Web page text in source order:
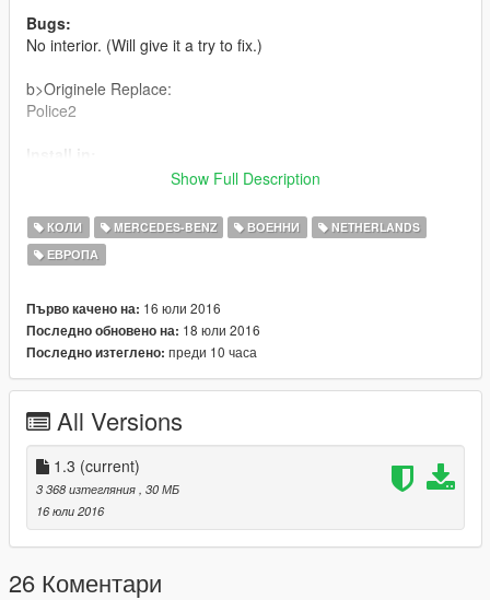
Bugs:
No interior. (Will give it a try to fix.)
b>Originele Replace:
Police2
Patchday3ng/dlc.rpf/x64/levels/gta5/vehicles.rpf
Credits:
Base model: Squir.com
Bought from: Squir.com (By AchillesDKPoliceMods)
UVMap By: AchillesDKPoliceMods
Plates: JustRPFunMods - Iddo
Skin: JustRPFunMods - Iddo
by AchillesDKPoliceMods
Grill lights: Made by rockstar Installed by JustRPFunMods -
Iddo
Show Full Description
КОЛИ MERCEDES-BENZ ВОЕННИ
NETHERLANDS
ЕВРОПА
Първо качено на: 16 юли 2016
Последно обновено на: 18 юли 2016
Последно изтеглено: преди 10 часа
All Versions
1.3 (current)
3 368 изтегляния , 30 МБ
16 юли 2016
26 Коментари